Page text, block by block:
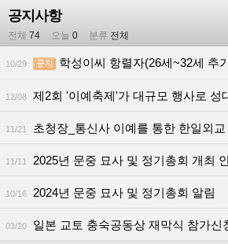
공지사항
전체 74 오늘 0 분류 전체
10/29 학성이씨 항렬자(26세~32세 추
12/08 제2회 '이예축제'가 대규모 행사로 성
11/21 초청장_통신사 이예를 통한 한일외교 60
11/11 2025년 문중 묘사 및 정기총회 개최
10/16 2024년 문중 묘사 및 정기총회 알림
03/20 일본 교토 충숙공동상 재막식 참가신